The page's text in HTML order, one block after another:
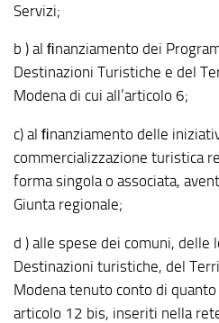
Servizi;
b ) al ﬁnanziamento dei
Destinazioni Turistiche e del
Modena di cui all’articolo 6;
c) al ﬁnanziamento delle
commercializzazione turistica
forma singola o associata,
Giunta regionale;
d ) alle spese dei comuni, delle
Destinazioni turistiche, del
Modena tenuto conto di
articolo 12 bis, inseriti nella